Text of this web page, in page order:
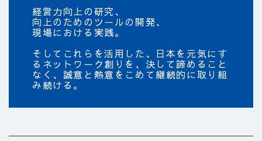
経営力向上の研究、
向上のためのツールの開発、
現場における実践。
そしてこれらを活用した、 日本を元気にす
るネットワーク創りを、 決して諦めること
なく、誠意と熱意をこめて継続的に取り組
み続ける。